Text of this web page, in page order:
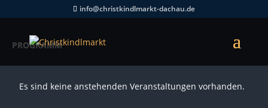
info@christkindlmarkt-dachau.de
PROGRAMM
Es sind keine anstehenden Veranstaltungen vorhanden.